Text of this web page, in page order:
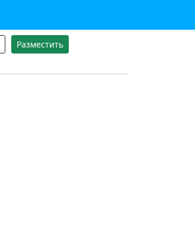
Разместить